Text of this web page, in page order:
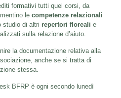
formativi tutti quei corsi, da
le competenze relazionali
studio di altri repertori floreali e
sulla relazione d’aiuto.
la documentazione relativa alla
anche se si tratta di
stessa.
BFRP è ogni secondo lunedì